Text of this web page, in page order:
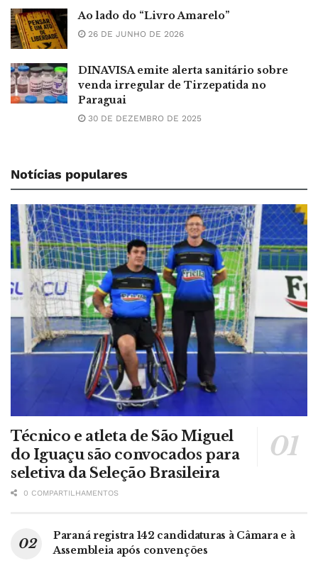
Ao lado do “Livro Amarelo”
26 DE JUNHO DE 2026
DINAVISA emite alerta sanitário sobre
venda irregular de Tirzepatida no
Paraguai
30 DE DEZEMBRO DE 2025
Notícias populares
Técnico e atleta de São Miguel
do Iguaçu são convocados para
seletiva da Seleção Brasileira
0 COMPARTILHAMENTOS
Paraná registra 142 candidaturas à Câmara e à
Assembleia após convenções